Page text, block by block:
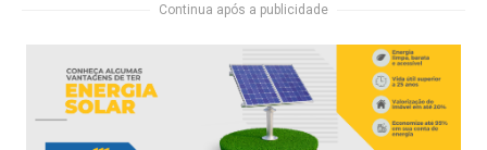
Continua após a publicidade